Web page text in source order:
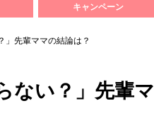
キャンペーン
」先輩ママの結論は？
ない？」先輩マ